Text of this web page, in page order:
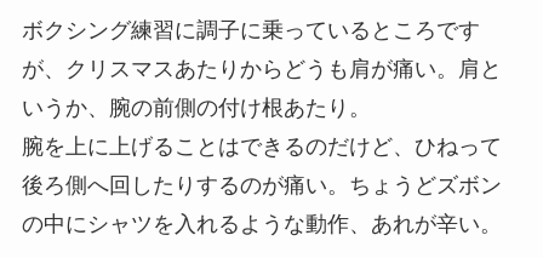
ボクシング練習に調子に乗っているところです
が、クリスマスあたりからどうも肩が痛い。肩と
いうか、腕の前側の付け根あたり。
腕を上に上げることはできるのだけど、ひねって
後ろ側へ回したりするのが痛い。ちょうどズボン
の中にシャツを入れるような動作、あれが辛い。